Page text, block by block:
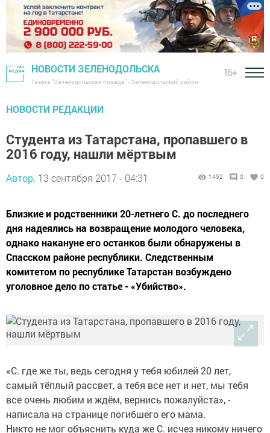
НОВОСТИ ЗЕЛЕНОДОЛЬСКА
Газета "Зеленодольская правда" - Зеленодольский район
16+
НОВОСТИ РЕДАКЦИИ
Студента из Татарстана, пропавшего в
2016 году, нашли мёртвым
Автор, 13 сентября 2017 - 04:31 1452 0 0
Близкие и родственники 20-летнего С. до последнего
дня надеялись на возвращение молодого человека,
однако накануне его останков были обнаружены в
Спасском районе республики. Следственным
комитетом по республике Татарстан возбуждено
уголовное дело по статье - «Убийство».
«С. где же ты, ведь сегодня у тебя юбилей 20 лет,
самый тёплый рассвет, а тебя все нет и нет, мы тебя
все очень любим и ждём, вернись пожалуйста», -
написала на странице погибшего его мама.
Никто не мог объяснить куда же С. исчез никому ничего